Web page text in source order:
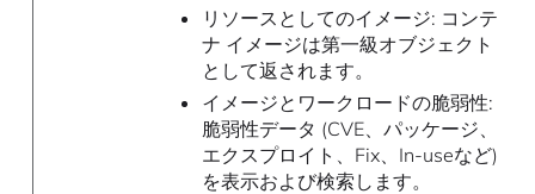
リソースとしてのイメージ: コンテ
ナ イメージは第一級オブジェクト
として返されます。
イメージとワークロードの脆弱性:
脆弱性データ (CVE、パッケージ、
エクスプロイト、Fix、In-useなど)
を表示および検索します。